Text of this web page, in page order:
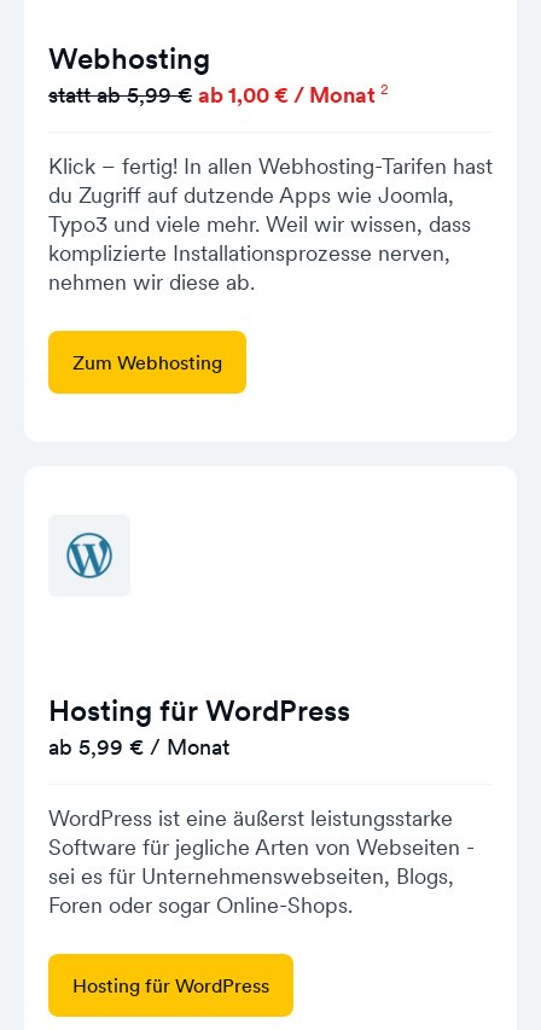
Webhosting
statt ab 5,99 € ab 1,00 € / Monat 2
Klick – fertig! In allen Webhosting-Tarifen hast
du Zugriff auf dutzende Apps wie Joomla,
Typo3 und viele mehr. Weil wir wissen, dass
komplizierte Installationsprozesse nerven,
nehmen wir diese ab.
Zum Webhosting
Hosting für WordPress
ab 5,99 € / Monat
WordPress ist eine äußerst leistungsstarke
Software für jegliche Arten von Webseiten -
sei es für Unternehmenswebseiten, Blogs,
Foren oder sogar Online-Shops.
Hosting für WordPress